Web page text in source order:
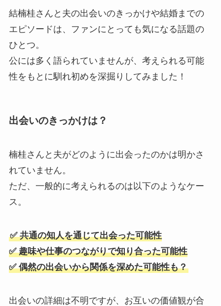
結楠桂さんと夫の出会いのきっかけや結婚までの
エピソードは、ファンにとっても気になる話題の
ひとつ。
公には多く語られていませんが、考えられる可能
性をもとに馴れ初めを深掘りしてみました！
出会いのきっかけは？
楠桂さんと夫がどのように出会ったのかは明かさ
れていません。
ただ、一般的に考えられるのは以下のようなケー
ス。
✅ 共通の知人を通じて出会った可能性
✅ 趣味や仕事のつながりで知り合った可能性
✅ 偶然の出会いから関係を深めた可能性も？
出会いの詳細は不明ですが、お互いの価値観が合